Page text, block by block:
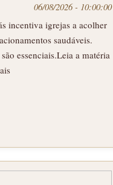
06/08/2026 - 10:00:00
incentiva igrejas a acolher
saudáveis.
essenciais.Leia a matéria